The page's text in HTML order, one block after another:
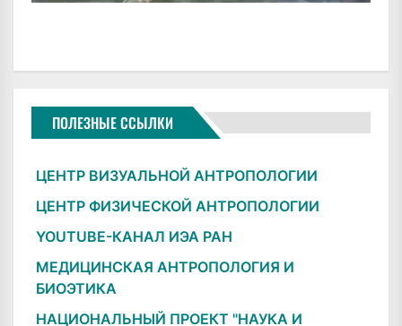
ПОЛЕЗНЫЕ ССЫЛКИ
ЦЕНТР ВИЗУАЛЬНОЙ АНТРОПОЛОГИИ
ЦЕНТР ФИЗИЧЕСКОЙ АНТРОПОЛОГИИ
YOUTUBE-КАНАЛ ИЭА РАН
МЕДИЦИНСКАЯ АНТРОПОЛОГИЯ И
БИОЭТИКА
НАЦИОНАЛЬНЫЙ ПРОЕКТ "НАУКА И